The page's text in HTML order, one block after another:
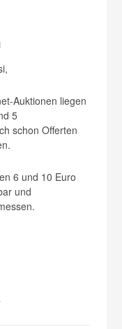
Auktionen liegen
5
schon Offerten
6 und 10 Euro
und